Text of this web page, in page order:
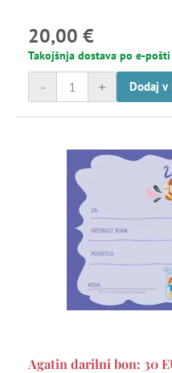
20,00 €
Takojšnja dostava po e-pošti
+
- Dodaj v
Agatin darilni bon: 30